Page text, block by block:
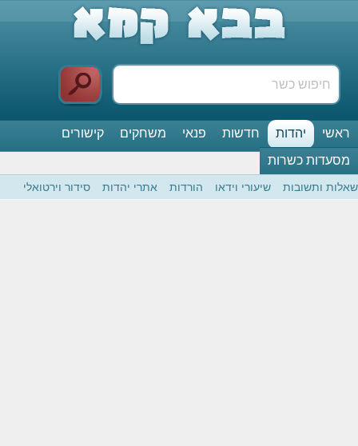
ראשי יהדות חדשות פנאי משחקים
קישורים
מסעדות כשרות
שאלות ותשובות שיעורי וידאו הורדות אתרי יהדות סידור וירטואלי